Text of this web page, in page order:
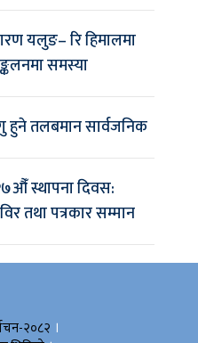
यलुङ– रि हिमालमा
समस्या
तलबमान सार्वजनिक
स्थापना दिवस:
तथा पत्रकार सम्मान
२०८२ ।